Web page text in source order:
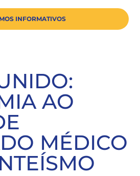
INFORMATIVOS
AO
MÉDICO